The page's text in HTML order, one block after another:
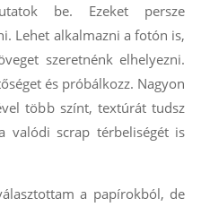
be. Ezeket persze
Lehet alkalmazni a fotón is,
szeretnénk elhelyezni.
és próbálkozz. Nagyon
több színt, textúrát tudsz
valódi scrap térbeliségét is
a papírokból, de